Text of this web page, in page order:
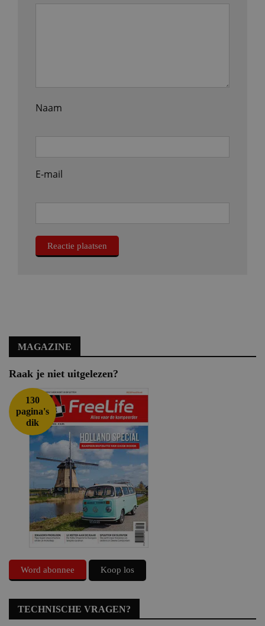
Naam
E-mail
MAGAZINE
Raak je niet uitgelezen?
130
pagina's
dik
Word abonnee Koop los
TECHNISCHE VRAGEN?